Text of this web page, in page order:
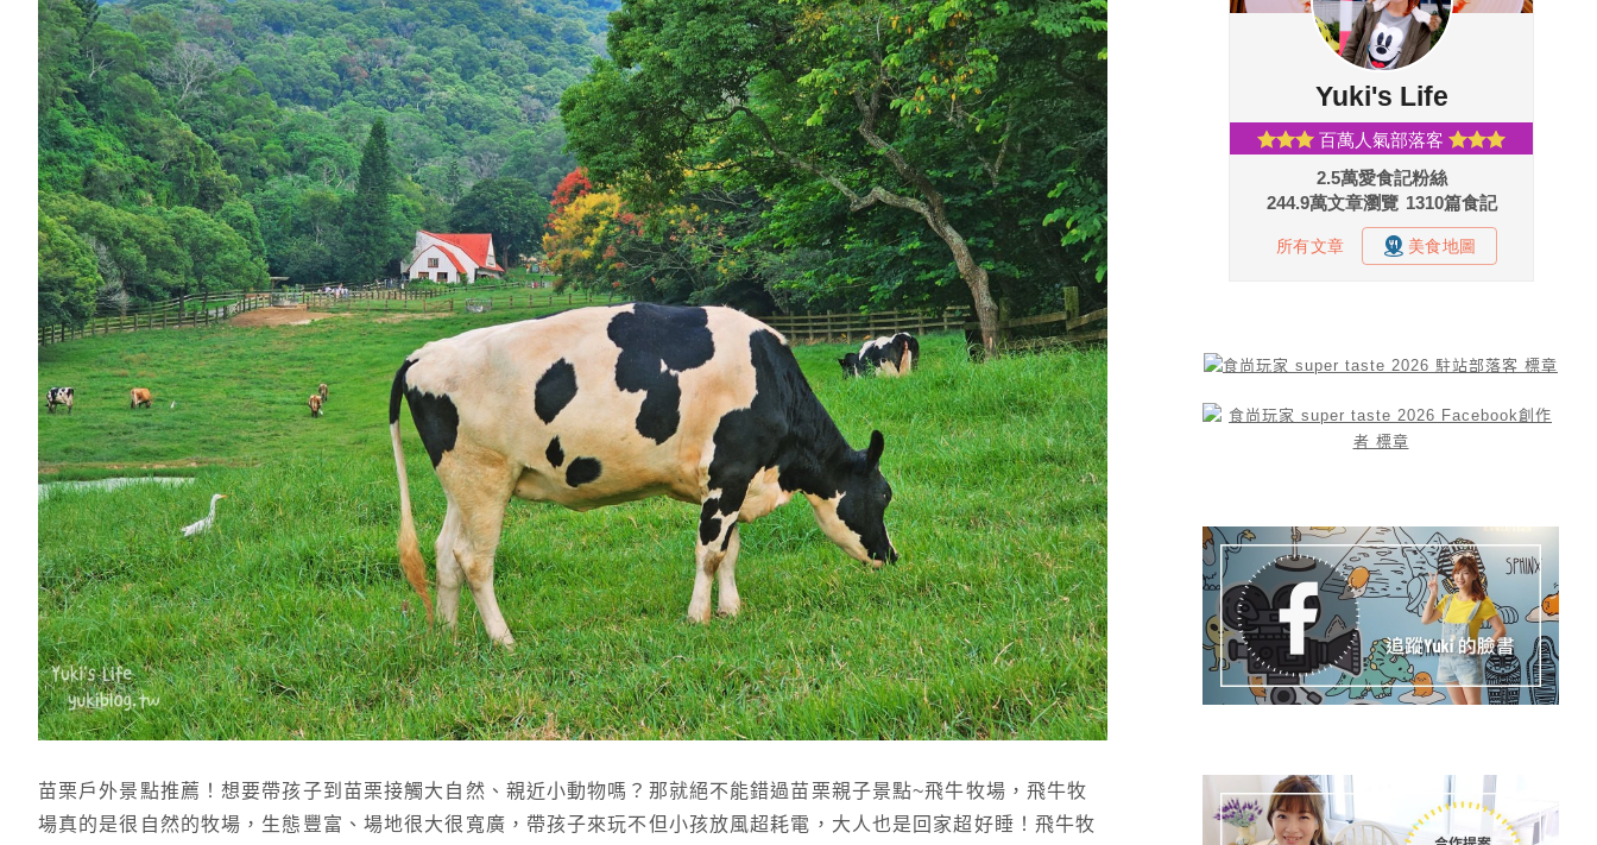
苗栗戶外景點推薦！想要帶孩子到苗栗接觸大自然、親近小動物嗎？那就絕不能錯過苗栗親子景點~飛牛牧場，飛牛牧
場真的是很自然的牧場，生態豐富、場地很大很寬廣，帶孩子來玩不但小孩放風超耗電，大人也是回家超好睡！飛牛牧